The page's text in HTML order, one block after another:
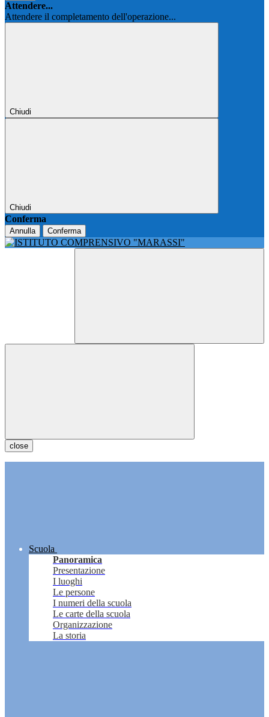
Attendere...
Attendere il completamento dell'operazione...
Chiudi
Chiudi
Conferma
Annulla Conferma
close
Scuola
Panoramica
Presentazione
I luoghi
Le persone
I numeri della scuola
Le carte della scuola
Organizzazione
La storia